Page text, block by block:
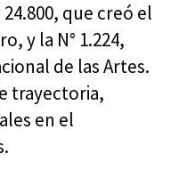
que creó el
y la N° 1.224,
de las Artes.
trayectoria,
en el